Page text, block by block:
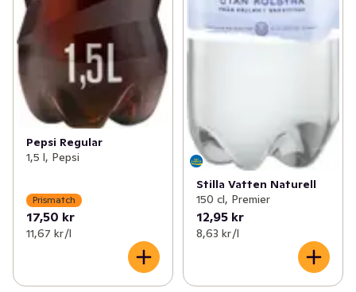
Pepsi Regular
1,5 l, Pepsi
Prismatch
17,50 kr
11,67 kr /l
Stilla Vatten Naturell
150 cl, Premier
12,95 kr
8,63 kr /l